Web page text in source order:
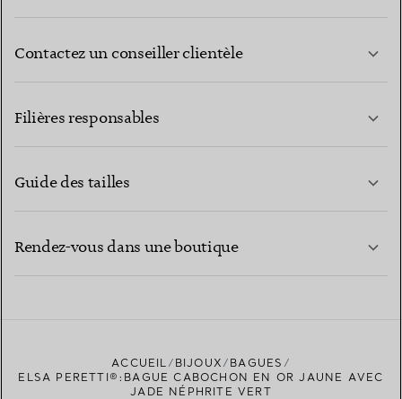
Contactez un conseiller clientèle
Filières responsables
Guide des tailles
Rendez-vous dans une boutique
TROUVEZ LA BOUTIQUE LA PLUS PROCHE
ACCUEIL BIJOUX
BAGUES
ELSA PERETTI®:BAGUE CABOCHON EN OR JAUNE AVEC
JADE NÉPHRITE VERT